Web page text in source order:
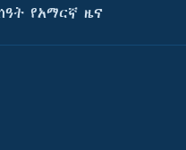
የአማርኛ ዜና